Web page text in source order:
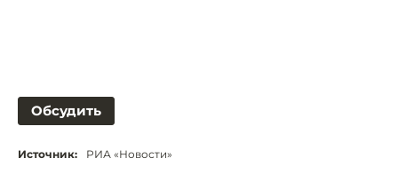
Обсудить
Источник: РИА «Новости»